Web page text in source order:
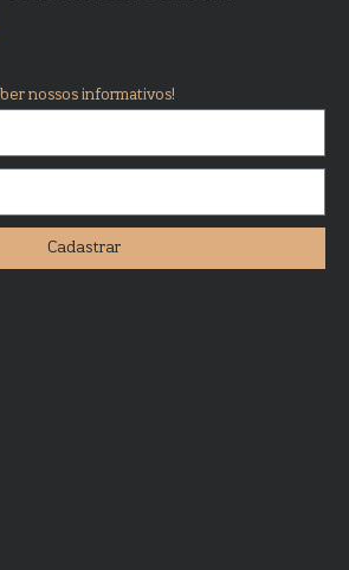
nossos informativos!
Cadastrar